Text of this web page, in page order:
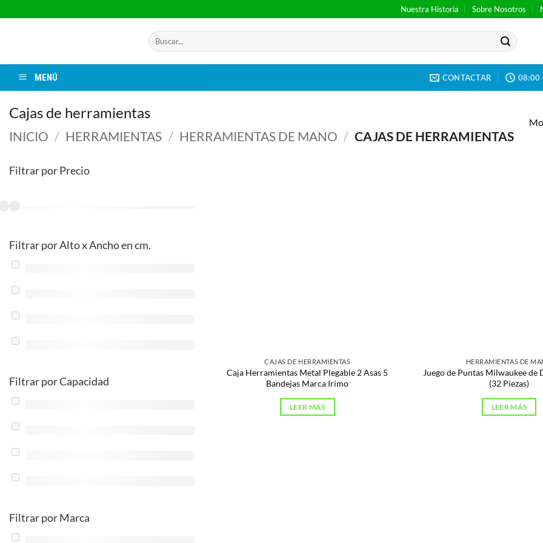
al
Nuestra Historia Sobre Nosotros
Buscar
por:
MENÚ CONTACTAR 08:00
Cajas de herramientas
INICIO / HERRAMIENTAS / HERRAMIENTAS DE MANO / CAJAS DE HERRAMIENTAS
Filtrar por Precio
Filtrar por Alto x Ancho en cm.
Filtrar por Capacidad
Filtrar por Marca
CAJAS DE HERRAMIENTAS
Caja Herramientas Metal Plegable 2 Asas 5
Bandejas Marca Irimo
LEER MÁS
HERRAMIENTAS DE
Juego de Puntas Milwaukee
(32 Piezas)
LEER MÁS